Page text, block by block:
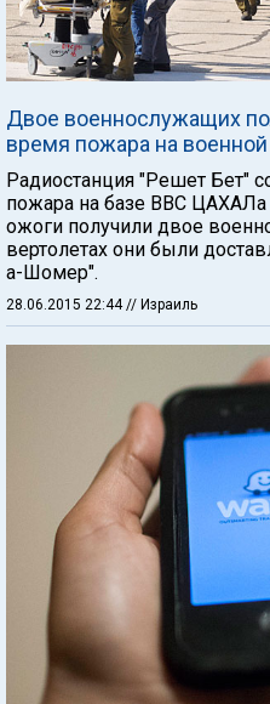
Двое военнослужащих
время пожара на
Радиостанция "Решет Бет"
пожара на базе ВВС
ожоги получили двое
вертолетах они были
а-Шомер".
28.06.2015 22:44 // Израиль